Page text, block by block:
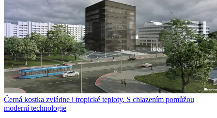
Černá kostka zvládne i tropické teploty. S chlazením pomůžou
moderní technologie